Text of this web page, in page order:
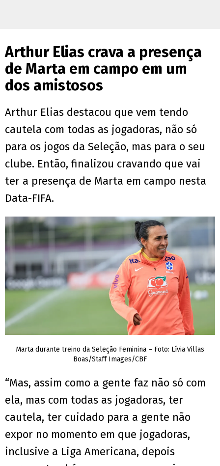
Arthur Elias crava a presença
de Marta em campo em um
dos amistosos
Arthur Elias destacou que vem tendo
cautela com todas as jogadoras, não só
para os jogos da Seleção, mas para o seu
clube. Então, finalizou cravando que vai
ter a presença de Marta em campo nesta
Data-FIFA.
Marta durante treino da Seleção Feminina – Foto: Lívia Villas
Boas/Staff Images/CBF
“Mas, assim como a gente faz não só com
ela, mas com todas as jogadoras, ter
cautela, ter cuidado para a gente não
expor no momento em que jogadoras,
inclusive a Liga Americana, depois